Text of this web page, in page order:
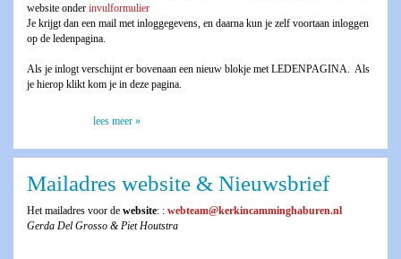
website onder invulformulier
Je krijgt dan een mail met inloggegevens, en daarna kun je zelf voortaan inloggen
op de ledenpagina.
Als je inlogt verschijnt er bovenaan een nieuw blokje met LEDENPAGINA. Als
je hierop klikt kom je in deze pagina.
lees meer »
Mailadres website & Nieuwsbrief
Het mailadres voor de website: : webteam@kerkincamminghaburen.nl
Gerda Del Grosso & Piet Houtstra